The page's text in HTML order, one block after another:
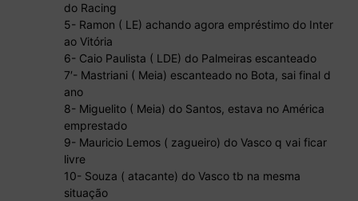
do Racing
5- Ramon ( LE) achando agora empréstimo do Inter
ao Vitória
6- Caio Paulista ( LDE) do Palmeiras escanteado
7′- Mastriani ( Meia) escanteado no Bota, sai final d
ano
8- Miguelito ( Meia) do Santos, estava no América
emprestado
9- Mauricio Lemos ( zagueiro) do Vasco q vai ficar
livre
10- Souza ( atacante) do Vasco tb na mesma
situação